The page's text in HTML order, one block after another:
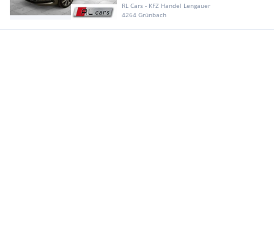
RL Cars - KFZ Handel Lengauer
4264 Grünbach